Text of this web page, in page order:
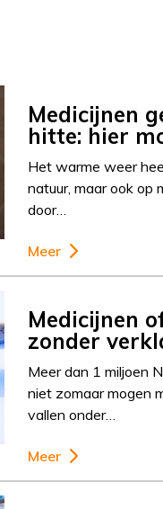
Medicijnen
hitte: hier
Het warme weer
natuur, maar ook op
door…
Meer
Medicijnen
zonder
Meer dan 1 miljoen
niet zomaar mogen
vallen onder…
Meer